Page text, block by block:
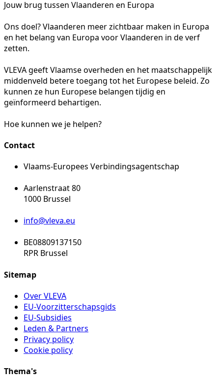
Jouw brug tussen Vlaanderen en Europa
Ons doel? Vlaanderen meer zichtbaar maken in Europa
en het belang van Europa voor Vlaanderen in de verf
zetten.
VLEVA geeft Vlaamse overheden en het maatschappelijk
middenveld betere toegang tot het Europese beleid. Zo
kunnen ze hun Europese belangen tijdig en
geïnformeerd behartigen.
Hoe kunnen we je helpen?
Contact
Vlaams-Europees Verbindingsagentschap
Aarlenstraat 80
1000 Brussel
info@vleva.eu
BE08809137150
RPR Brussel
Sitemap
Over VLEVA
EU-Voorzitterschapsgids
EU-Subsidies
Leden & Partners
Privacy policy
Cookie policy
Thema's